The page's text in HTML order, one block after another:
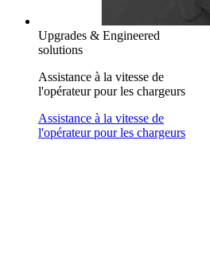
Upgrades & Engineered
solutions
Assistance à la vitesse de
l'opérateur pour les chargeurs
Assistance à la vitesse de
l'opérateur pour les chargeurs